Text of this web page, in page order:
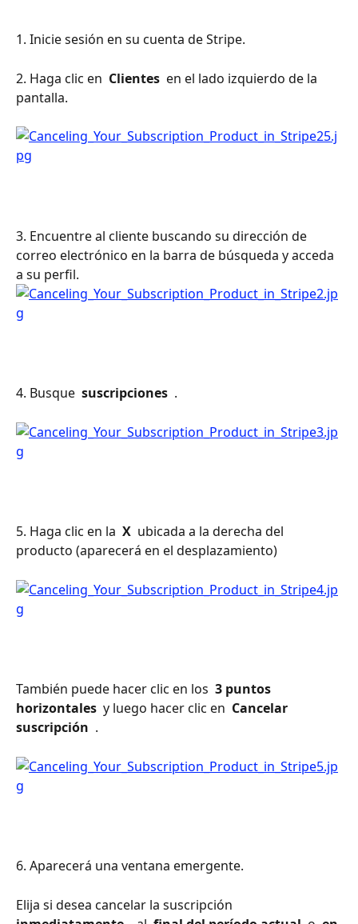
1. Inicie sesión en su cuenta de Stripe.
2. Haga clic en Clientes en el lado izquierdo de la
pantalla.
3. Encuentre al cliente buscando su dirección de
correo electrónico en la barra de búsqueda y acceda
a su perfil.
4. Busque suscripciones .
5. Haga clic en la X ubicada a la derecha del
producto (aparecerá en el desplazamiento)
También puede hacer clic en los 3 puntos
horizontales y luego hacer clic en Cancelar
suscripción .
6. Aparecerá una ventana emergente.
Elija si desea cancelar la suscripción